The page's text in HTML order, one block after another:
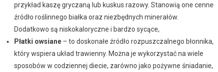
przykład kaszę gryczaną lub kuskus razowy. Stanowią one cenne
źródło roślinnego białka oraz niezbędnych minerałów.
Dodatkowo są niskokaloryczne i bardzo sycące,
Płatki owsiane– to doskonałe źródło rozpuszczalnego błonnika,
który wspiera układ trawienny. Można je wykorzystać na wiele
sposobów w codziennej diecie, zarówno jako pożywne śniadanie,